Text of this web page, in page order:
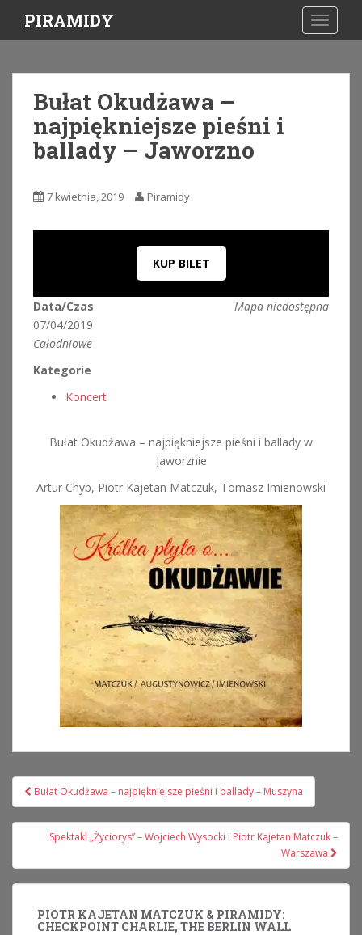
i
PIRAMIDY
Bułat Okudżawa –
najpiękniejsze pieśni i
ballady – Jaworzno
7 kwietnia, 2019 Piramidy
KUP BILET
Mapa niedostępna
Data/Czas
07/04/2019
Całodniowe
Kategorie
Koncert
Bułat Okudżawa – najpiękniejsze pieśni i ballady w
Jaworznie
Artur Chyb, Piotr Kajetan Matczuk, Tomasz Imienowski
Nawigacja
wpisu
Bułat Okudżawa – najpiękniejsze pieśni i ballady – Muszyna
Spektakl „Życiorys” – Wojciech Wysocki i Piotr Kajetan Matczuk –
Warszawa
PIOTR KAJETAN MATCZUK & PIRAMIDY:
CHECKPOINT CHARLIE, THE BERLIN WALL